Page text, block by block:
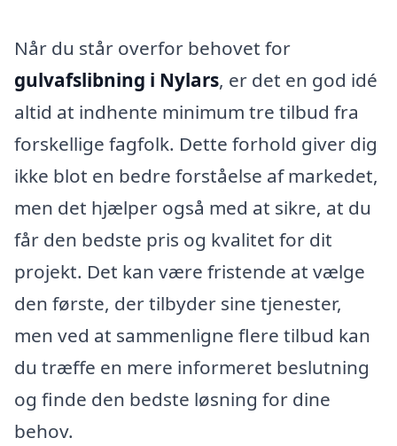
Når du står overfor behovet for
gulvafslibning i Nylars, er det en god idé
altid at indhente minimum tre tilbud fra
forskellige fagfolk. Dette forhold giver dig
ikke blot en bedre forståelse af markedet,
men det hjælper også med at sikre, at du
får den bedste pris og kvalitet for dit
projekt. Det kan være fristende at vælge
den første, der tilbyder sine tjenester,
men ved at sammenligne flere tilbud kan
du træffe en mere informeret beslutning
og finde den bedste løsning for dine
behov.